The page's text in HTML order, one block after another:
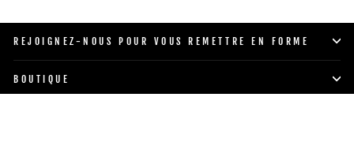
REJOIGNEZ-NOUS POUR VOUS REMETTRE EN FORME
BOUTIQUE